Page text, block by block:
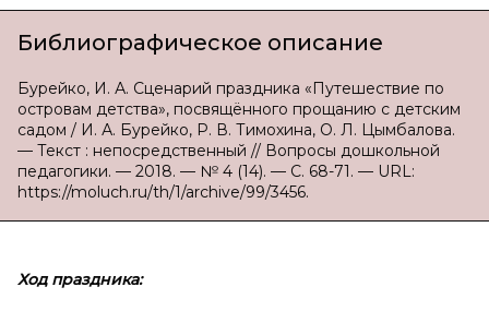
Библиографическое описание
Бурейко, И. А. Сценарий праздника «Путешествие по
островам детства», посвящённого прощанию с детским
садом / И. А. Бурейко, Р. В. Тимохина, О. Л. Цымбалова.
— Текст : непосредственный // Вопросы дошкольной
педагогики. — 2018. — № 4 (14). — С. 68-71. — URL:
https://moluch.ru/th/1/archive/99/3456.
Ход праздника: